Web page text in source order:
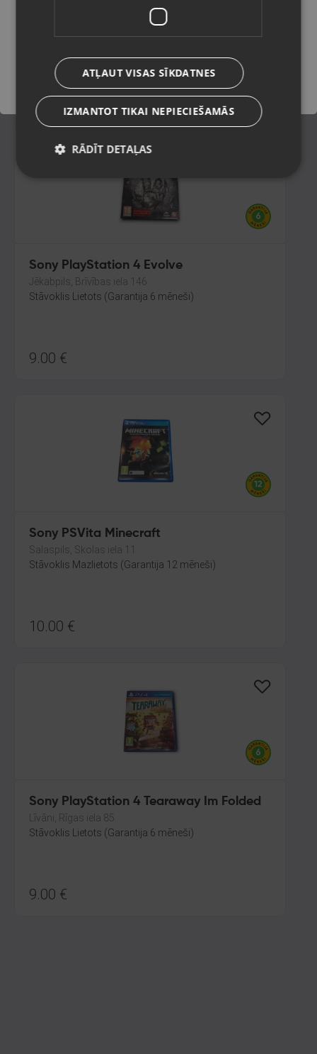
Stāvoklis Lietots (Garantija 6 mēneši)
€
Sony PlayStation 4 Evolve
Jēkabpils, Brīvības iela 146
Stāvoklis Lietots (Garantija 6 mēneši)
9.00 €
Sony PSVita Minecraft
Salaspils, Skolas iela 11
Stāvoklis Mazlietots (Garantija 12 mēneši)
10.00 €
Sony PlayStation 4 Tearaway Im Folded
Līvāni, Rīgas iela 85
Stāvoklis Lietots (Garantija 6 mēneši)
9.00 €
Saglabāt
ATĻAUT VISAS SĪKDATNES
IZMANTOT TIKAI NEPIECIEŠAMĀS
RĀDĪT DETAĻAS